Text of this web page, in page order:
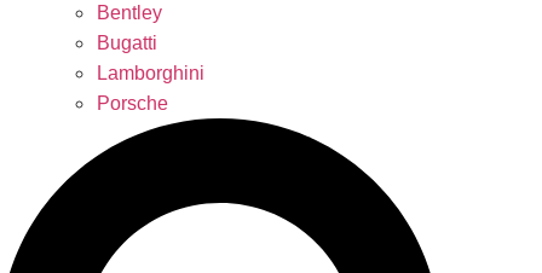
Bentley
Bugatti
Lamborghini
Porsche